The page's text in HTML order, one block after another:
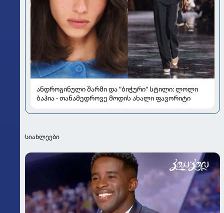
ანდროგინული შარმი და "ბიჭური" სტილი: ლოლი
ბაჰია - თანამედროვე მოდის ახალი ფავორიტი
სიახლეები